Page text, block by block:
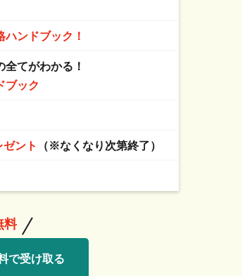
ハンドブック！
てがわかる！
ブック
ゼント （※なくなり次第終了）
料
で受け取る